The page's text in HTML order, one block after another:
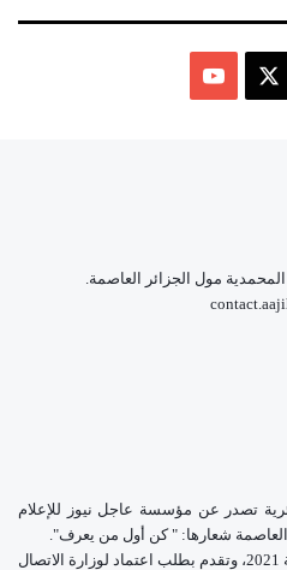
مول الجزائر العاصمة.
تصدر عن مؤسسة عاجل نيوز للإعلام
العاصمة شعارها: " كن أول من يعرف".
انطلق الموقع في العمل يوم 5 جويلية 2021، وتقدم بطلب اعتماد لوزارة الاتصال